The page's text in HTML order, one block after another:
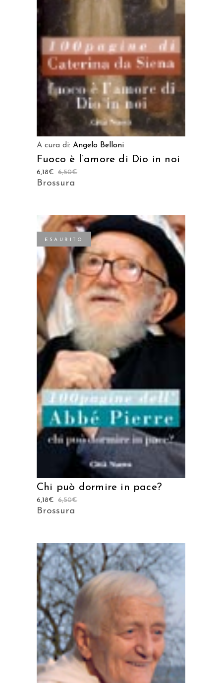
A cura di: Angelo Belloni
Fuoco è l’amore di Dio in noi
6,50€
6,18€
Brossura
ESAURITO
LEGGI TUTTO
Chi può dormire in pace?
6,50€
6,18€
Brossura
AGGIUNGI AL CARRELLO